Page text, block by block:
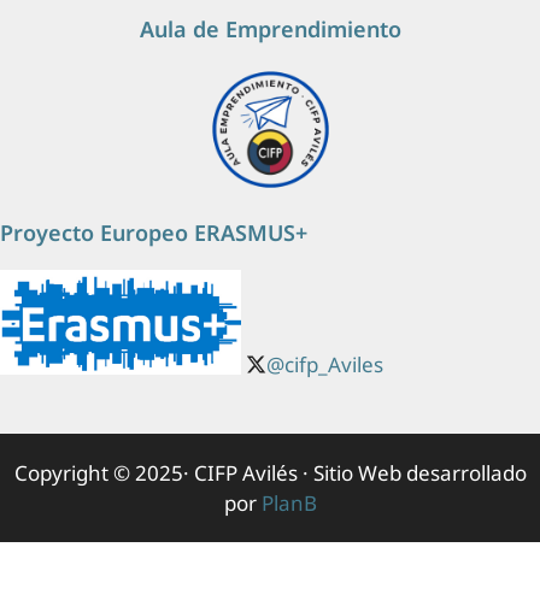
Aula de Emprendimiento
Proyecto Europeo ERASMUS+
@cifp_Aviles
Copyright © 2025· CIFP Avilés · Sitio Web desarrollado
por PlanB